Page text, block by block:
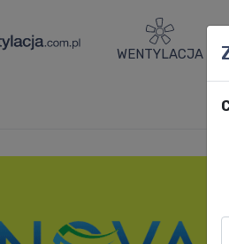
WENTYLACJA